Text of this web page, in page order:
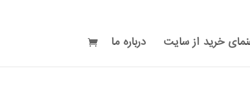
خرید از سایت درباره ما